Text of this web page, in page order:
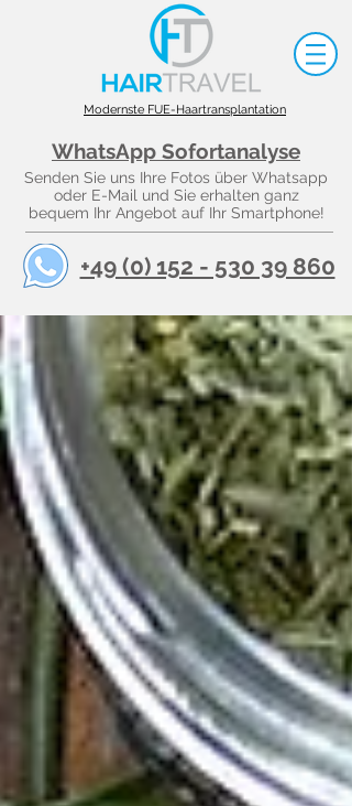
Modernste FUE-Haartransplantation
WhatsApp Sofortanalyse
Senden Sie uns Ihre Fotos über Whatsapp
oder E-Mail und Sie erhalten ganz
bequem Ihr Angebot auf Ihr Smartphone!
+49 (0) 152 - 530 39 860